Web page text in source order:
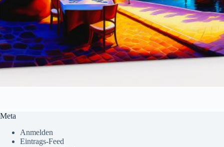
Meta
Anmelden
Eintrags-Feed